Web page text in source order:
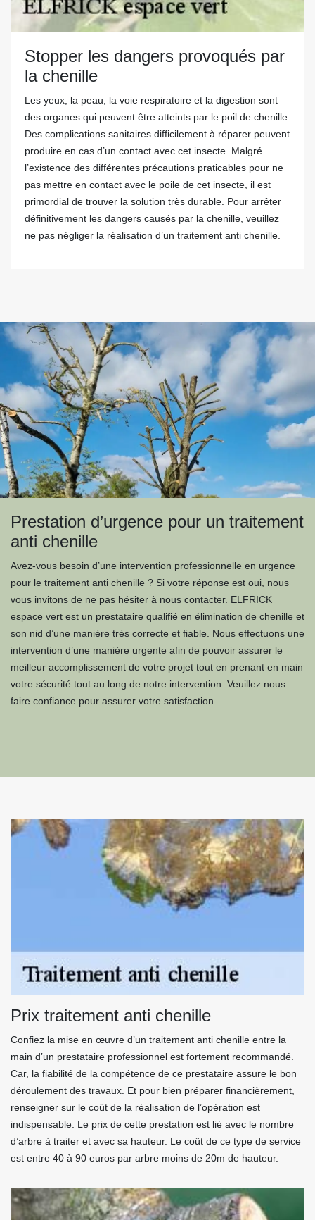
Stopper les dangers provoqués par
la chenille
Les yeux, la peau, la voie respiratoire et la digestion sont
des organes qui peuvent être atteints par le poil de chenille.
Des complications sanitaires difficilement à réparer peuvent
produire en cas d’un contact avec cet insecte. Malgré
l’existence des différentes précautions praticables pour ne
pas mettre en contact avec le poile de cet insecte, il est
primordial de trouver la solution très durable. Pour arrêter
définitivement les dangers causés par la chenille, veuillez
ne pas négliger la réalisation d’un traitement anti chenille.
Prestation d’urgence pour un traitement
anti chenille
Avez-vous besoin d’une intervention professionnelle en urgence
pour le traitement anti chenille ? Si votre réponse est oui, nous
vous invitons de ne pas hésiter à nous contacter. ELFRICK
espace vert est un prestataire qualifié en élimination de chenille et
son nid d’une manière très correcte et fiable. Nous effectuons une
intervention d’une manière urgente afin de pouvoir assurer le
meilleur accomplissement de votre projet tout en prenant en main
votre sécurité tout au long de notre intervention. Veuillez nous
faire confiance pour assurer votre satisfaction.
Prix traitement anti chenille
Confiez la mise en œuvre d’un traitement anti chenille entre la
main d’un prestataire professionnel est fortement recommandé.
Car, la fiabilité de la compétence de ce prestataire assure le bon
déroulement des travaux. Et pour bien préparer financièrement,
renseigner sur le coût de la réalisation de l’opération est
indispensable. Le prix de cette prestation est lié avec le nombre
d’arbre à traiter et avec sa hauteur. Le coût de ce type de service
est entre 40 à 90 euros par arbre moins de 20m de hauteur.